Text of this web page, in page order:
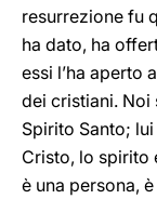
resurrezione fu
ha dato, ha
essi l’ha aperto
dei cristiani. Noi
Spirito Santo;
Cristo, lo spirito
è una persona,